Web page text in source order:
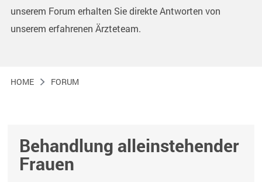
unserem Forum erhalten Sie direkte Antworten von
unserem erfahrenen Ärzteteam.
HOME FORUM
Behandlung alleinstehender
Frauen